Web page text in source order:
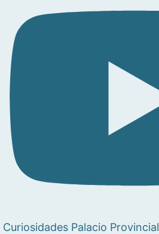
Curiosidades Palacio Provincial